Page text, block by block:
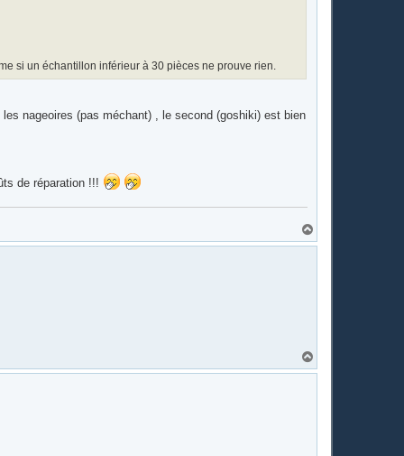
si un échantillon inférieur à 30 pièces ne prouve rien.
nageoires (pas méchant) , le second (goshiki) est bien
de réparation !!!
a
a